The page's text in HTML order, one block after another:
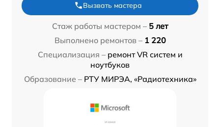
Вызвать мастера
Стаж работы мастером – 5 лет
Выполнено ремонтов – 1 220
Специализация – ремонт VR систем и
ноутбуков
Образование – РТУ МИРЭА, «Радиотехника»